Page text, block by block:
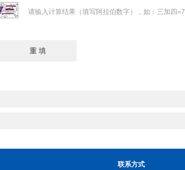
请输入计算结果（填写阿拉伯数字），如：三加四=7
联系方式